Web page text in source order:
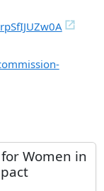
Women in